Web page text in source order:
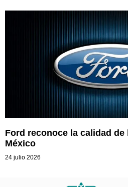
Ford reconoce la calidad
México
24 julio 2026